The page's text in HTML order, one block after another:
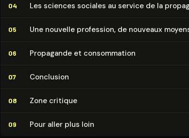
04 Les sciences sociales au service de la
05 Une nouvelle profession, de nouveaux
06 Propagande et consom­ma­tion
07 Conclusion
08 Zone critique
09 Pour aller plus loin